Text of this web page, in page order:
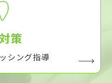
策
シング指導